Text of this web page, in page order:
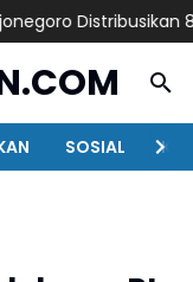
Distribusikan
SOSIAL